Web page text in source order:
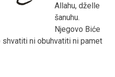
Allahu, dželle
šanuhu.
Njegovo Biće
shvatiti ni obuhvatiti ni pamet